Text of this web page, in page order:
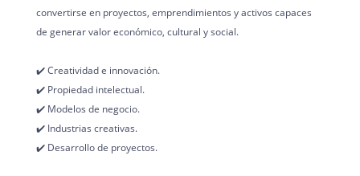
convertirse en proyectos, emprendimientos y activos capaces
de generar valor económico, cultural y social.
✔️ Creatividad e innovación.
✔️ Propiedad intelectual.
✔️ Modelos de negocio.
✔️ Industrias creativas.
✔️ Desarrollo de proyectos.